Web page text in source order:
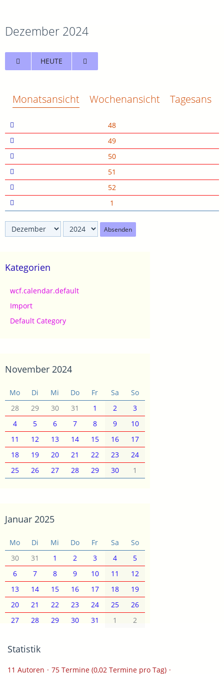
Dezember 2024
HEUTE
Monatsansicht Wochenansicht
48
49
50
51
52
1
Absenden
Kategorien
wcf.calendar.default
Import
Default Category
November 2024
Mo Di Mi Do Fr Sa
So
28
29 30 31 1 2
3
4
5 6 7 8 9
10
11
12 13 14 15 16
17
18
19 20 21 22 23
24
25
26 27 28 29 30 1
Januar 2025
Mo Di Mi Do Fr Sa
So
30
31 1 2 3 4
5
6
7 8 9 10 11
12
13
14 15 16 17 18
19
20
21 22 23 24 25
26
27
28 29 30 31 1 2
Statistik
11 Autoren 75 Termine (0,02 Termine pro Tag)